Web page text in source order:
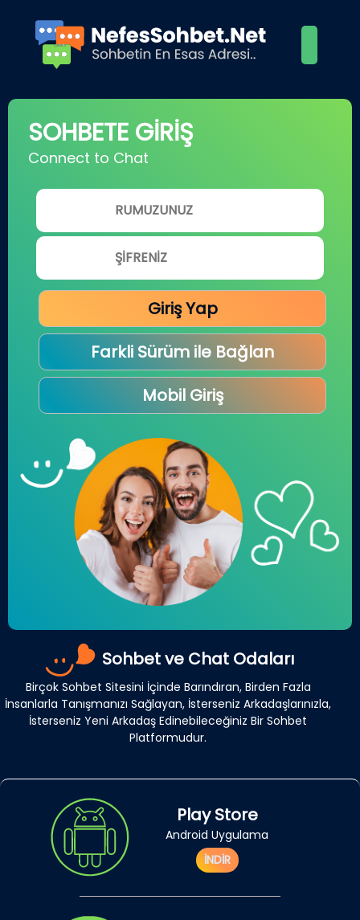
SOHBETE GİRİŞ
Connect to Chat
Giriş Yap
Farkli Sürüm ile Bağlan
Mobil Giriş
Sohbet ve Chat Odaları
Birçok Sohbet Sitesini İçinde Barındıran, Birden Fazla
İnsanlarla Tanışmanızı Sağlayan, İsterseniz Arkadaşlarınızla,
İsterseniz Yeni Arkadaş Edinebileceğiniz Bir Sohbet
Platformudur.
Play Store
Android Uygulama
İNDİR